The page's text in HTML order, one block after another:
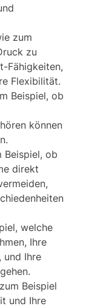
zum
zu
Fähigkeiten,
Flexibilität.
Beispiel, ob
können
Beispiel, ob
direkt
welche
Ihre
und Ihre
Beispiel
und Ihre